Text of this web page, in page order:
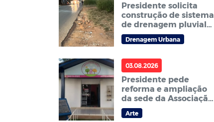
Presidente solicita
construção de sistema
de drenagem pluvial
no terreno baldio
localizado ao lado da
Drenagem Urbana
03.08.2026
Presidente pede
reforma e ampliação
da sede da Associação
Cantinho da Arte de
Sorriso – ACAS
Arte